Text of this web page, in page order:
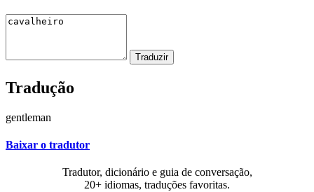
Tradução
gentleman
Baixar o tradutor
Tradutor, dicionário e guia de conversação,
20+ idiomas, traduções favoritas.